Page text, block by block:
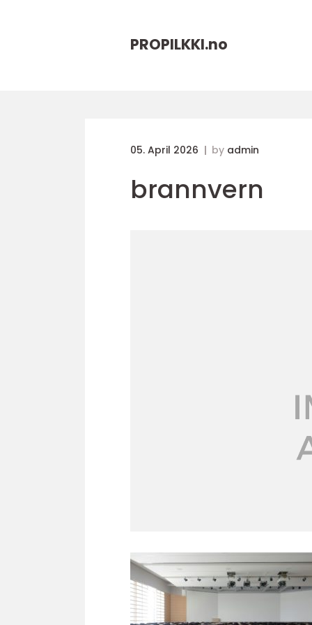
PROPILKKI.no
05. April 2026 by admin
brannvern